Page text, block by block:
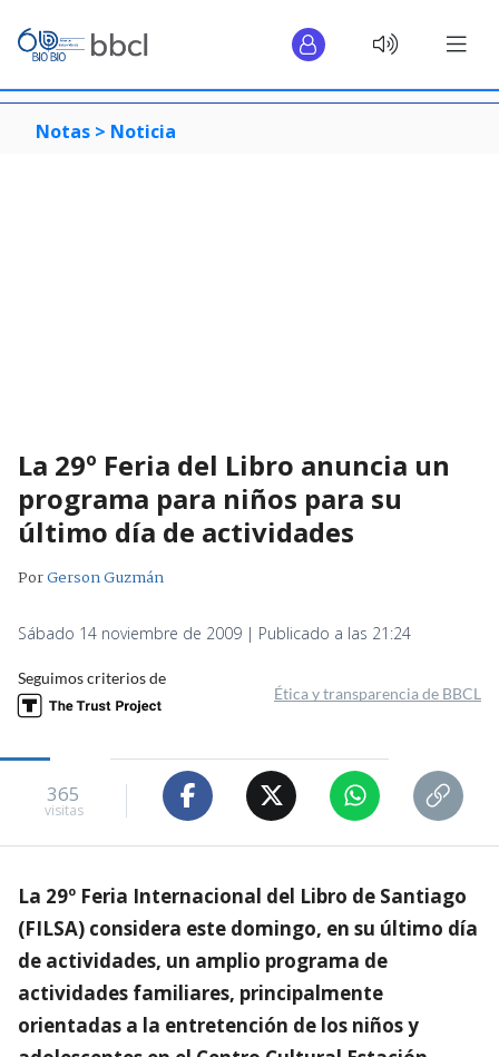
Notas > Noticia
La 29º Feria del Libro anuncia un
programa para niños para su
último día de actividades
PorGerson Guzmán
Sábado 14 noviembre de 2009 | Publicado a las 21:24
Seguimos criterios de
Ética y transparencia de BBCL
365
visitas
La 29º Feria Internacional del Libro de Santiago
(FILSA) considera este domingo, en su último día
de actividades, un amplio programa de
actividades familiares, principalmente
orientadas a la entretención de los niños y